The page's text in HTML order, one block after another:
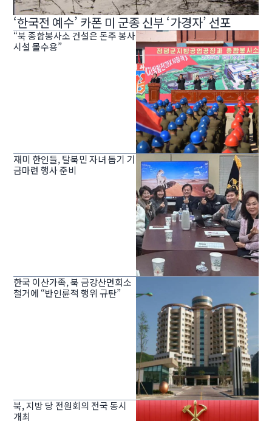
‘한국전 예수’ 카폰 미 군종 신부 ‘가경자’ 선포
“북 종합봉사소 건설은 돈주 봉사
시설 몰수용”
재미 한인들, 탈북민 자녀 돕기 기
금마련 행사 준비
한국 이산가족, 북 금강산면회소
철거에 “반인륜적 행위 규탄”
북, 지방 당 전원회의 전국 동시
개최